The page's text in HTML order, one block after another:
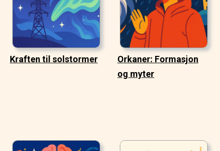
Kraften til solstormer
Orkaner: Formasjon
og myter